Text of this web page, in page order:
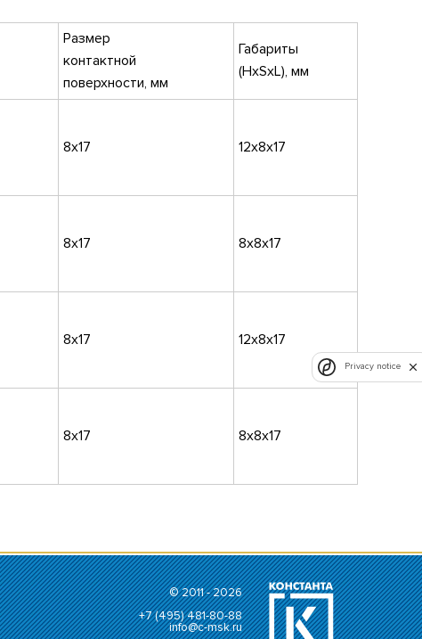
Размер
контактной
поверхности, мм
Габариты
(HxSxL), мм
8х17 12х8х17
8х17 8х8х17
8х17 12х8х17
8х17 8х8х17
© 2011 - 2026
+7 (495) 481-80-88
info@c-msk.ru
Privacy notice